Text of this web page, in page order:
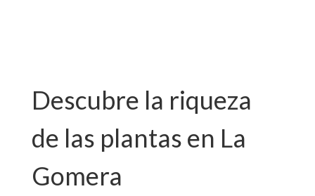
Descubre la riqueza
de las plantas en La
Gomera